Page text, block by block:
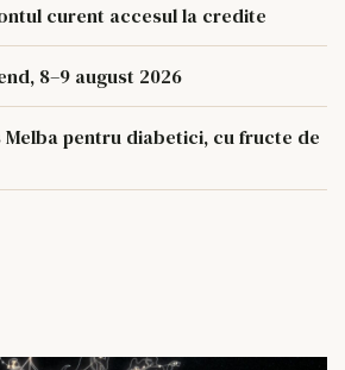
curent accesul la credite
8–9 august 2026
Melba pentru diabetici, cu fructe de